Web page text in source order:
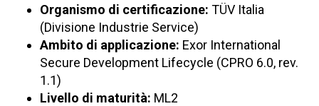
Organismo di certificazione: TÜV Italia
(Divisione Industrie Service)
Ambito di applicazione: Exor International
Secure Development Lifecycle (CPRO 6.0, rev.
1.1)
Livello di maturità: ML2